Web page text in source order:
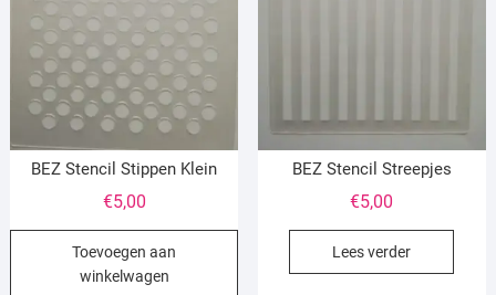
BEZ Stencil Stippen Klein
€5,00
Toevoegen aan
winkelwagen
BEZ Stencil Streepjes
€5,00
Lees verder